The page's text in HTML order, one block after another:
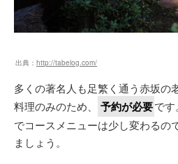
出典： http://tabelog.com/
多くの著名人も足繁く通う赤坂の
料理のみのため、
予約が必要で
でコースメニューは少し変わるの
ましょう。